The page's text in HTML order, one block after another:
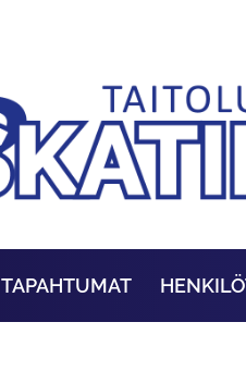
TAPAHTUMAT